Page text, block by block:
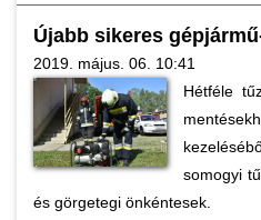
Újabb sikeres
2019. május. 06. 10:41
Hétféle
somogyi
és görgetegi önkéntesek.